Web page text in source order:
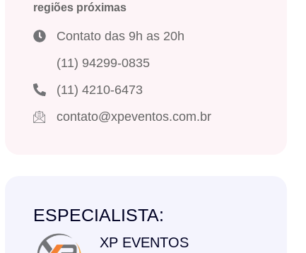
regiões próximas
Contato das 9h as 20h
(11) 94299-0835
(11) 4210-6473
contato@xpeventos.com.br
ESPECIALISTA:
XP EVENTOS